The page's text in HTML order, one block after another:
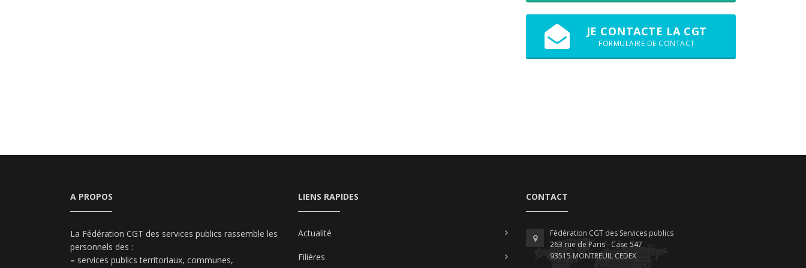
JE CONTACTE LA CGT
FORMULAIRE DE CONTACT
A PROPOS
La Fédération CGT des services publics rassemble les
personnels des :
– services publics territoriaux, communes,
LIENS RAPIDES
Actualité
Filières
CONTACT
Fédération CGT des Services publics
263 rue de Paris - Case 547
93515 MONTREUIL CEDEX